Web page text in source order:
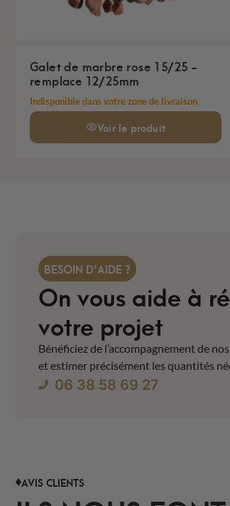
Galet de marbre rose 15/25 -
remplace 12/25mm
Indisponible dans votre zone de livraison
Voirle produit
BESOIN D'AIDE ?
On vous aide à
votre projet
Bénéficiez de l’accompagnement de
et estimer précisément les quantités
06 38 58 69 27
AVIS CLIENTS